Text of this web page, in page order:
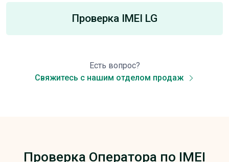
Проверка IMEI LG
Есть вопрос?
Свяжитесь с нашим отделом продаж
Проверка Оператора по IMEI